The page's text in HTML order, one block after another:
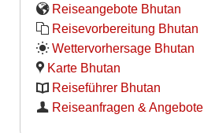
Reiseangebote Bhutan
Reisevorbereitung Bhutan
Wettervorhersage Bhutan
Karte Bhutan
Reiseführer Bhutan
Reiseanfragen & Angebote